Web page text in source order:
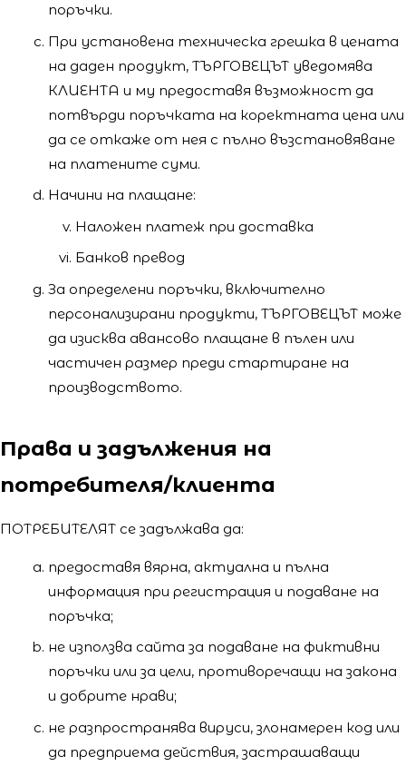
поръчки.
При установена техническа грешка в цената
на даден продукт, ТЪРГОВЕЦЪТ уведомява
КЛИЕНТА и му предоставя възможност да
потвърди поръчката на коректната цена или
да се откаже от нея с пълно възстановяване
на платените суми.
Начини на плащане:
Наложен платеж при доставка
Банков превод
За определени поръчки, включително
персонализирани продукти, ТЪРГОВЕЦЪТ може
да изисква авансово плащане в пълен или
частичен размер преди стартиране на
производството.
Права и задължения на
потребителя/клиента
ПОТРЕБИТЕЛЯТ се задължава да:
предоставя вярна, актуална и пълна
информация при регистрация и подаване на
поръчка;
не използва сайта за подаване на фиктивни
поръчки или за цели, противоречащи на закона
и добрите нрави;
не разпространява вируси, злонамерен код или
да предприема действия, застрашаващи